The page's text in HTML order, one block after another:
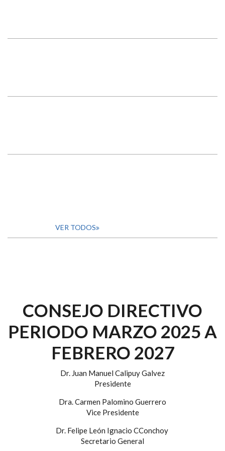
VER TODOS
CONSEJO DIRECTIVO
PERIODO MARZO 2025 A
FEBRERO 2027
Dr. Juan Manuel Calipuy Galvez
Presidente
Dra. Carmen Palomino Guerrero
Vice Presidente
Dr. Felipe León Ignacio CConchoy
Secretario General